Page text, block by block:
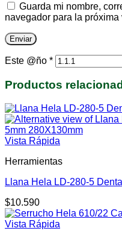
Guarda mi nombre,
navegador para la próxima
Este @ño *
Productos
Vista Rápida
Herramientas
Llana Hela LD-280-5
$10.590
Vista Rápida